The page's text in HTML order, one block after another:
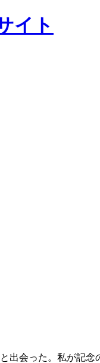
会った。私が記